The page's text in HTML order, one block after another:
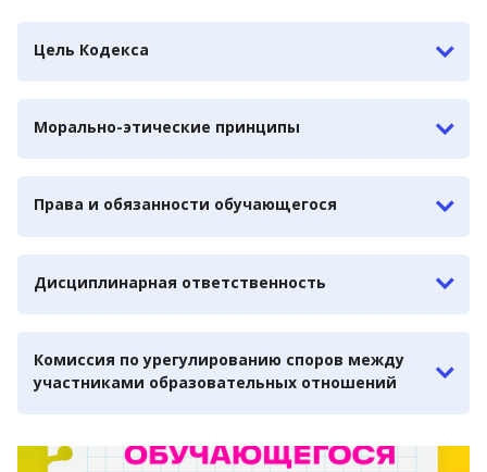
Цель Кодекса
Морально-этические принципы
Права и обязанности обучающегося
Дисциплинарная ответственность
Комиссия по урегулированию споров между
участниками образовательных отношений